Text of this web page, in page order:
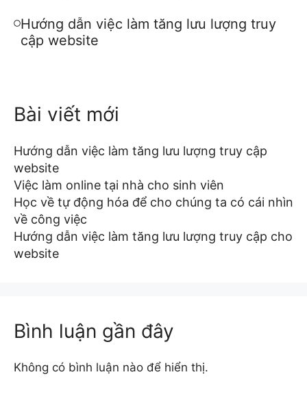
Hướng dẫn việc làm tăng lưu lượng truy
cập website
Bài viết mới
Hướng dẫn việc làm tăng lưu lượng truy cập
website
Việc làm online tại nhà cho sinh viên
Học về tự động hóa để cho chúng ta có cái nhìn
về công việc
Hướng dẫn việc làm tăng lưu lượng truy cập cho
website
Bình luận gần đây
Không có bình luận nào để hiển thị.